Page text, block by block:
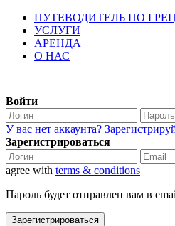
ПУТЕВОДИТЕЛЬ ПО
УСЛУГИ
АРЕНДА
О НАС
Войти
У вас нет аккаунта?
Зарегистрироваться
agree with terms & conditions
Пароль будет отправлен вам в
Зарегистрироваться